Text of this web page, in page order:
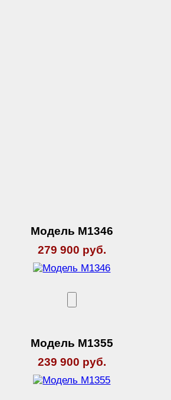
Модель М1346
279 900 руб.
Модель М1355
239 900 руб.